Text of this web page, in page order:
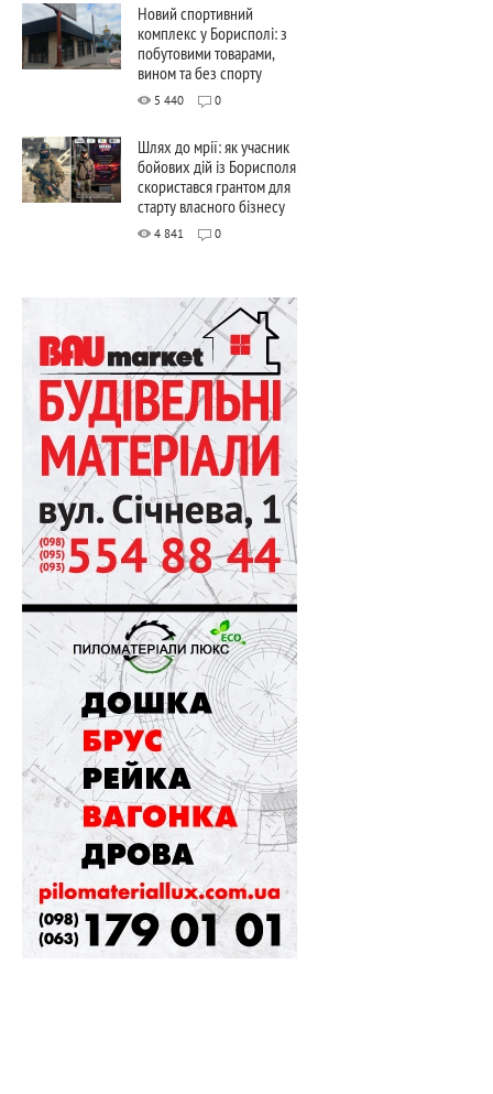
Новий спортивний
комплекс у Борисполі: з
побутовими товарами,
вином та без спорту
5 440 0
Шлях до мрії: як учасник
бойових дій із Борисполя
скористався грантом для
старту власного бізнесу
4 841 0